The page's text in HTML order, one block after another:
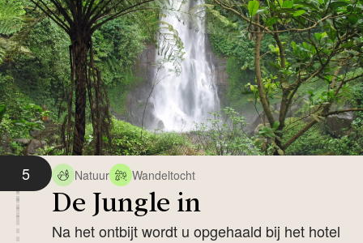
5 Natuur Wandeltocht
De Jungle in
Na het ontbijt wordt u opgehaald bij het hotel